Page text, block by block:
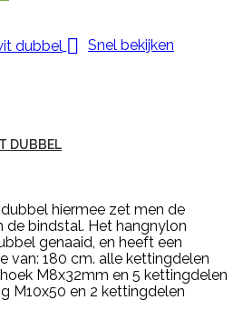
 Snel bekijken
DUBBEL
hiermee zet men de
de bindstal. Het hangnylon
genaaid, en heeft een
van: 180 cm. alle kettingdelen
M8x32mm en 5 kettingdelen
M10x50 en 2 kettingdelen